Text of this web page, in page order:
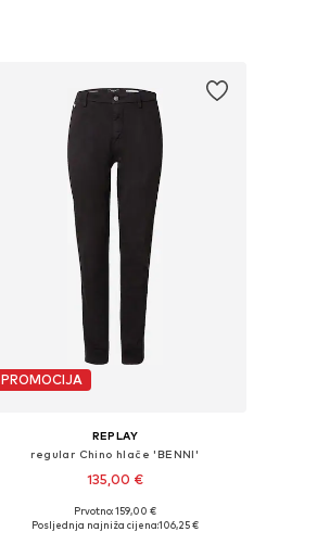
PROMOCIJA
REPLAY
regular Chino hlače 'BENNI'
135,00 €
Dostupno u više veličina
Prvotno: 159,00 €
Posljednja najniža cijena:106,25 €